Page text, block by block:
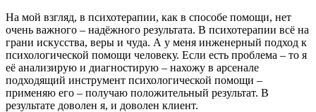
На мой взгляд, в психотерапии, как в способе помощи, нет
очень важного – надёжного результата. В психотерапии всё на
грани искусства, веры и чуда. А у меня инженерный подход к
психологической помощи человеку. Если есть проблема – то я
её анализирую и диагностирую – нахожу в арсенале
подходящий инструмент психологической помощи –
применяю его – получаю положительный результат. В
результате доволен я, и доволен клиент.